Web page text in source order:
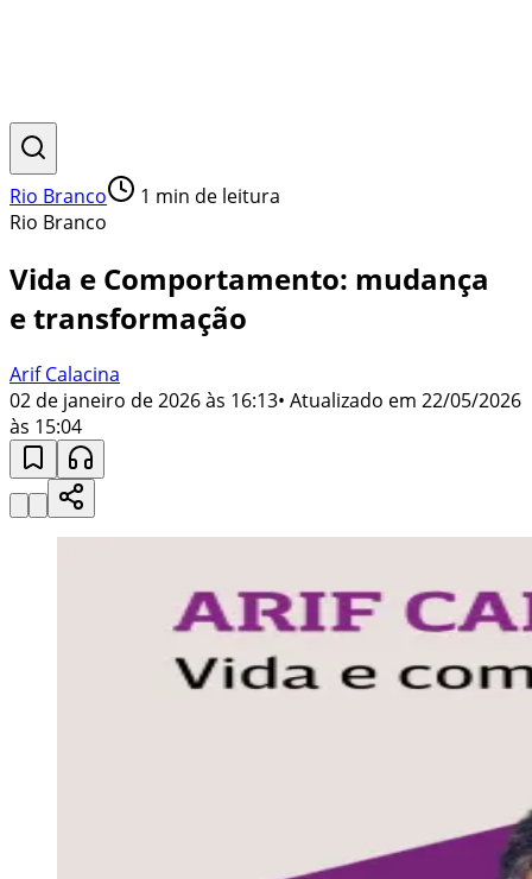
Rio Branco 1 min de leitura
Rio Branco
Vida e Comportamento: mudança
e transformação
Arif Calacina
02 de janeiro de 2026 às 16:13• Atualizado em 22/05/2026
às 15:04